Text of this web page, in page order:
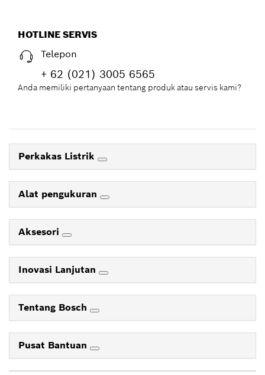
HOTLINE SERVIS
Telepon
+ 62 (021) 3005 6565
Anda memiliki pertanyaan tentang produk atau servis kami?
Perkakas Listrik
Alat pengukuran
Aksesori
Inovasi Lanjutan
Tentang Bosch
Pusat Bantuan